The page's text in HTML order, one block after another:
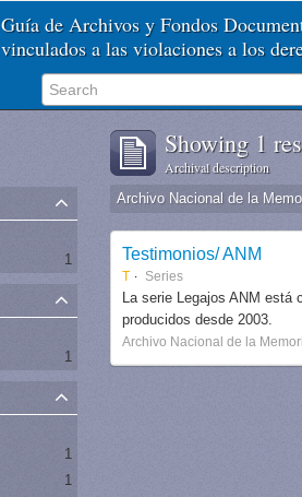
Guía de Archivos y Fondos
vinculados a las violaciones a los
1
1
1
1
Showing 1
Archival description
Archivo Nacional de la
Testimonios/ ANM
T Series
La serie Legajos ANM está
producidos desde 2003.
Archivo Nacional de la